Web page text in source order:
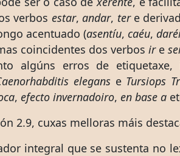
verbos estar,andar, tere
acentuado (asentíu, caéu,
coincidentes dos verbos ire
algúns erros de
eleganse Tursiops
, efecto invernadoiro, en base a
2.9, cuxas melloras máis
integral que se sustenta no